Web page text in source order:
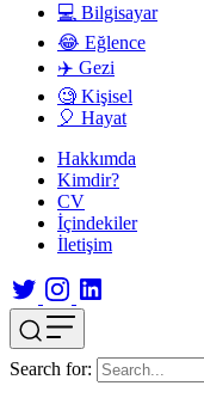
💻 Bilgisayar
😂 Eğlence
✈️ Gezi
🧐 Kişisel
🎈 Hayat
Hakkımda
Kimdir?
CV
İçindekiler
İletişim
Search for: